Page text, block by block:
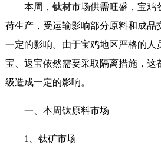
本周， 钛材市场供需旺盛，宝鸡
荷生产，受运输影响部分原料和成品
一定的影响。由于宝鸡地区严格的人
宝、返宝依然需要采取隔离措施，这
级造成一定的影响。
一、本周钛原料市场
1、钛矿市场